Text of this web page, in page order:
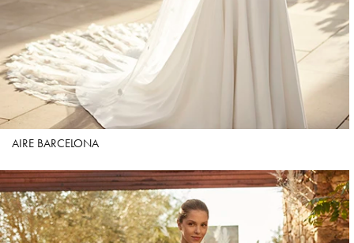
AIRE BARCELONA